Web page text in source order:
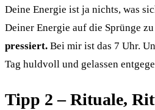
Deine Energie ist ja nichts, was
Deiner Energie auf die Sprünge
pressiert. Bei mir ist das 7 Uhr.
Tag huldvoll und gelassen
Tipp 2 – Rituale,